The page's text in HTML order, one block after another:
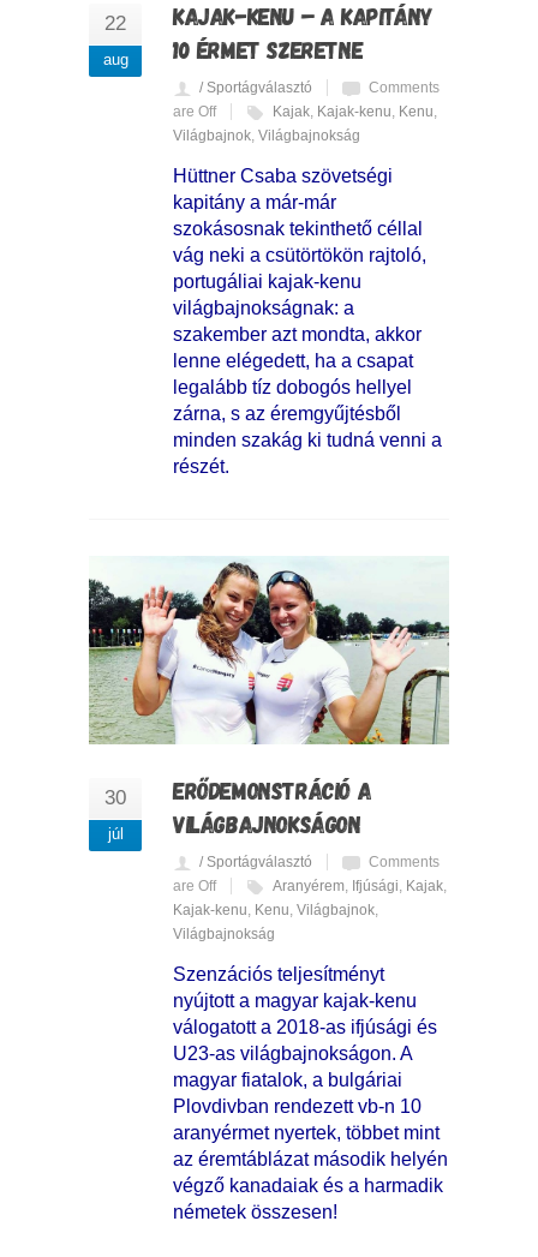
22
aug
KAJAK-KENU – A KAPITÁNY
10 ÉRMET SZERETNE
/ Sportágválasztó
Comments
are Off
Kajak, Kajak-kenu, Kenu,
Világbajnok, Világbajnokság
Hüttner Csaba szövetségi
kapitány a már-már
szokásosnak tekinthető céllal
vág neki a csütörtökön rajtoló,
portugáliai kajak-kenu
világbajnokságnak: a
szakember azt mondta, akkor
lenne elégedett, ha a csapat
legalább tíz dobogós hellyel
zárna, s az éremgyűjtésből
minden szakág ki tudná venni a
részét.
30
júl
ERŐDEMONSTRÁCIÓ A
VILÁGBAJNOKSÁGON
/ Sportágválasztó
Comments
are Off
Aranyérem, Ifjúsági, Kajak,
Kajak-kenu, Kenu, Világbajnok,
Világbajnokság
Szenzációs teljesítményt
nyújtott a magyar kajak-kenu
válogatott a 2018-as ifjúsági és
U23-as világbajnokságon. A
magyar fiatalok, a bulgáriai
Plovdivban rendezett vb-n 10
aranyérmet nyertek, többet mint
az éremtáblázat második helyén
végző kanadaiak és a harmadik
németek összesen!